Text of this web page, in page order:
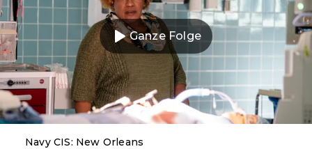
Ganze Folge
Navy CIS: New Orleans